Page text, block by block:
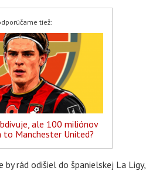
tiež:
ale 100 miliónov
to Manchester United?
rád odišiel do španielskej La Ligy,